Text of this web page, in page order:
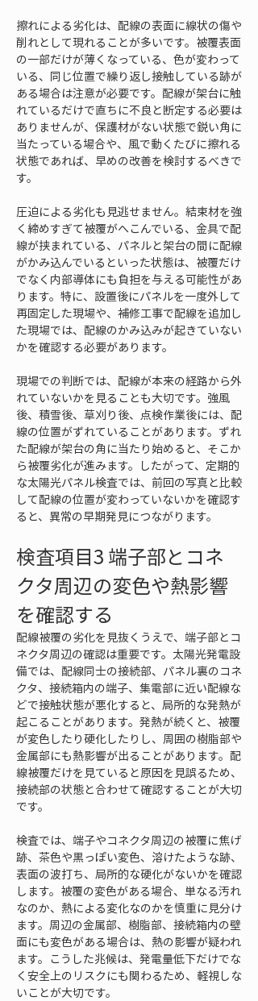
擦れによる劣化は、配線の表面に線状の傷や
削れとして現れることが多いです。被覆表面
の一部だけが薄くなっている、色が変わって
いる、同じ位置で繰り返し接触している跡が
ある場合は注意が必要です。配線が架台に触
れているだけで直ちに不良と断定する必要は
ありませんが、保護材がない状態で鋭い角に
当たっている場合や、風で動くたびに擦れる
状態であれば、早めの改善を検討するべきで
す。
圧迫による劣化も見逃せません。結束材を強
く締めすぎて被覆がへこんでいる、金具で配
線が挟まれている、パネルと架台の間に配線
がかみ込んでいるといった状態は、被覆だけ
でなく内部導体にも負担を与える可能性があ
ります。特に、設置後にパネルを一度外して
再固定した現場や、補修工事で配線を追加し
た現場では、配線のかみ込みが起きていない
かを確認する必要があります。
現場での判断では、配線が本来の経路から外
れていないかを見ることも大切です。強風
後、積雪後、草刈り後、点検作業後には、配
線の位置がずれていることがあります。ずれ
た配線が架台の角に当たり始めると、そこか
ら被覆劣化が進みます。したがって、定期的
な太陽光パネル検査では、前回の写真と比較
して配線の位置が変わっていないかを確認す
ると、異常の早期発見につながります。
検査項目3 端子部とコネ
クタ周辺の変色や熱影響
を確認する
配線被覆の劣化を見抜くうえで、端子部とコ
ネクタ周辺の確認は重要です。太陽光発電設
備では、配線同士の接続部、パネル裏のコネ
クタ、接続箱内の端子、集電部に近い配線な
どで接触状態が悪化すると、局所的な発熱が
起こることがあります。発熱が続くと、被覆
が変色したり硬化したりし、周囲の樹脂部や
金属部にも熱影響が出ることがあります。配
線被覆だけを見ていると原因を見誤るため、
接続部の状態と合わせて確認することが大切
です。
検査では、端子やコネクタ周辺の被覆に焦げ
跡、茶色や黒っぽい変色、溶けたような跡、
表面の波打ち、局所的な硬化がないかを確認
します。被覆の変色がある場合、単なる汚れ
なのか、熱による変化なのかを慎重に見分け
ます。周辺の金属部、樹脂部、接続箱内の壁
面にも変色がある場合は、熱の影響が疑われ
ます。こうした兆候は、発電量低下だけでな
く安全上のリスクにも関わるため、軽視しな
いことが大切です。